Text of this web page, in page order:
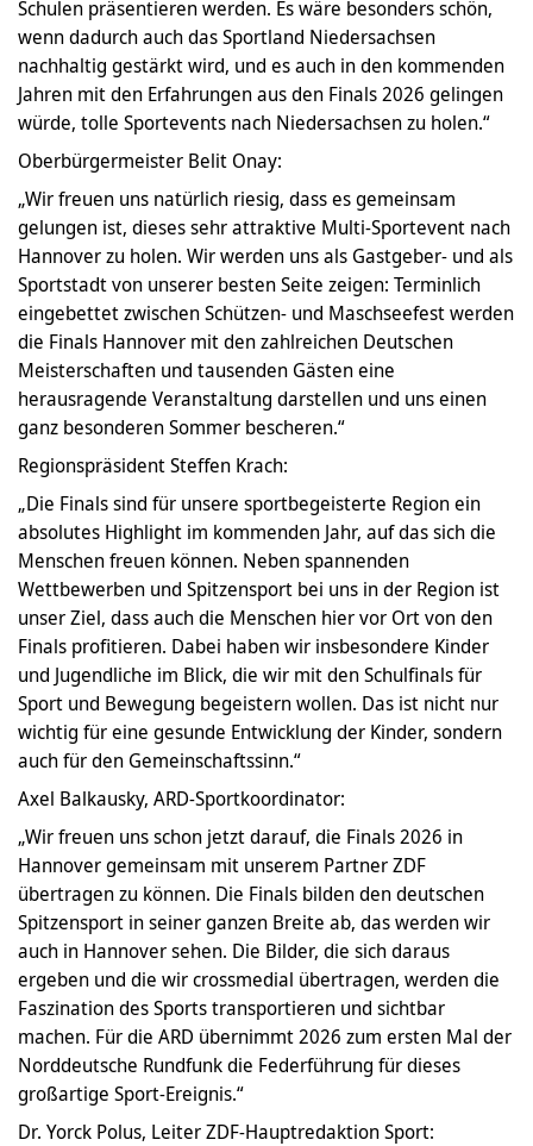
Schulen präsentieren werden. Es wäre besonders schön,
wenn dadurch auch das Sportland Niedersachsen
nachhaltig gestärkt wird, und es auch in den kommenden
Jahren mit den Erfahrungen aus den Finals 2026 gelingen
würde, tolle Sportevents nach Niedersachsen zu holen.“
Oberbürgermeister Belit Onay:
„Wir freuen uns natürlich riesig, dass es gemeinsam
gelungen ist, dieses sehr attraktive Multi-Sportevent nach
Hannover zu holen. Wir werden uns als Gastgeber- und als
Sportstadt von unserer besten Seite zeigen: Terminlich
eingebettet zwischen Schützen- und Maschseefest werden
die Finals Hannover mit den zahlreichen Deutschen
Meisterschaften und tausenden Gästen eine
herausragende Veranstaltung darstellen und uns einen
ganz besonderen Sommer bescheren.“
Regionspräsident Steffen Krach:
„Die Finals sind für unsere sportbegeisterte Region ein
absolutes Highlight im kommenden Jahr, auf das sich die
Menschen freuen können. Neben spannenden
Wettbewerben und Spitzensport bei uns in der Region ist
unser Ziel, dass auch die Menschen hier vor Ort von den
Finals profitieren. Dabei haben wir insbesondere Kinder
und Jugendliche im Blick, die wir mit den Schulfinals für
Sport und Bewegung begeistern wollen. Das ist nicht nur
wichtig für eine gesunde Entwicklung der Kinder, sondern
auch für den Gemeinschaftssinn.“
Axel Balkausky, ARD-Sportkoordinator:
„Wir freuen uns schon jetzt darauf, die Finals 2026 in
Hannover gemeinsam mit unserem Partner ZDF
übertragen zu können. Die Finals bilden den deutschen
Spitzensport in seiner ganzen Breite ab, das werden wir
auch in Hannover sehen. Die Bilder, die sich daraus
ergeben und die wir crossmedial übertragen, werden die
Faszination des Sports transportieren und sichtbar
machen. Für die ARD übernimmt 2026 zum ersten Mal der
Norddeutsche Rundfunk die Federführung für dieses
großartige Sport-Ereignis.“
Dr. Yorck Polus, Leiter ZDF-Hauptredaktion Sport: